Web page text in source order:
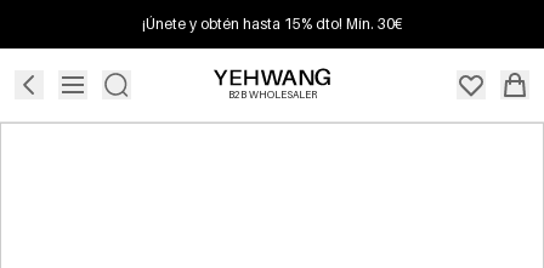
¡Únete y obtén hasta 15% dto! Mín. 30€
B2B WHOLESALER